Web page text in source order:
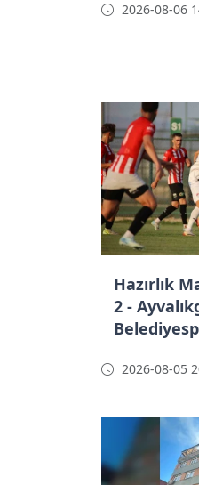
2026-08-06
Hazırlık
2 -
2026-08-05